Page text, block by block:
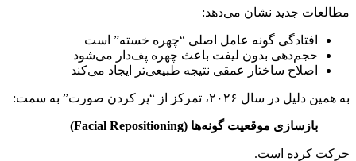
مطالعات جدید نشان می‌دهد:
افتادگی گونه عامل اصلی “چهره خسته” است
حجم‌دهی بدون لیفت باعث چهره پف‌دار می‌شود
اصلاح ساختار عمقی نتیجه طبیعی‌تر ایجاد می‌کند
به همین دلیل در سال ۲۰۲۶، تمرکز از “پر کردن صورت” به سمت:
بازسازی موقعیت گونه‌ها (Facial Repositioning)
حرکت کرده است.